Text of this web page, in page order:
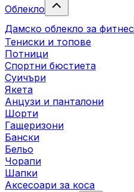
Облекло
Дамско облекло за фитнес
Тениски и топове
Потници
Спортни бюстиета
Суичъри
Якета
Aнцузи и панталони
Шорти
Гащеризони
Бански
Бельо
Чорапи
Шапки
Аксесоари за коса